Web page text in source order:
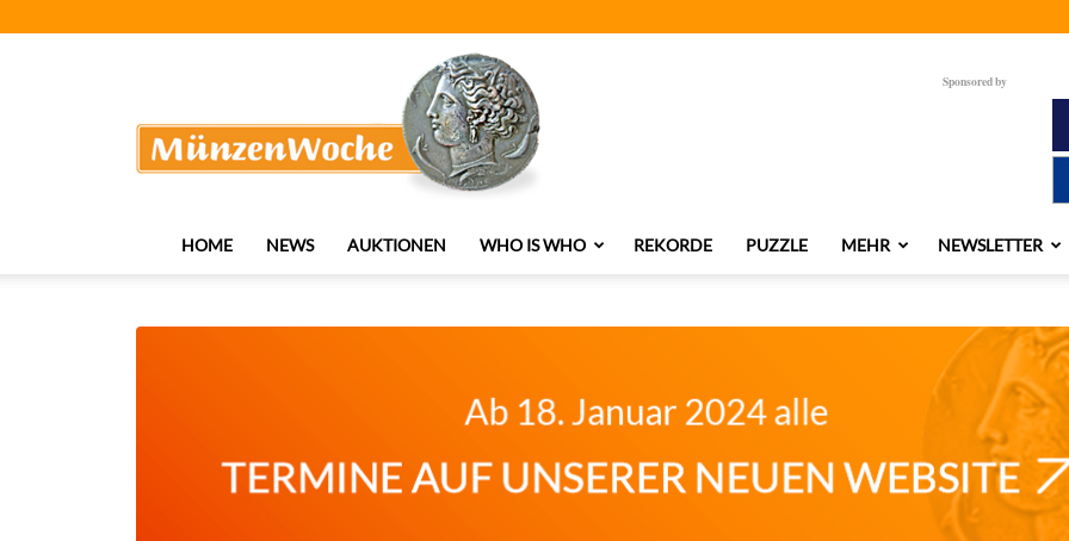
Sponsored by
HOME NEWS AUKTIONEN WHO IS WHO REKORDE PUZZLE MEHR NEWSLETTER